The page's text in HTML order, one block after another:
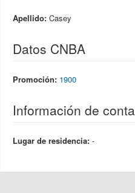
Apellido: Casey
Datos CNBA
Promoción: 1900
Información de
Lugar de residencia: -